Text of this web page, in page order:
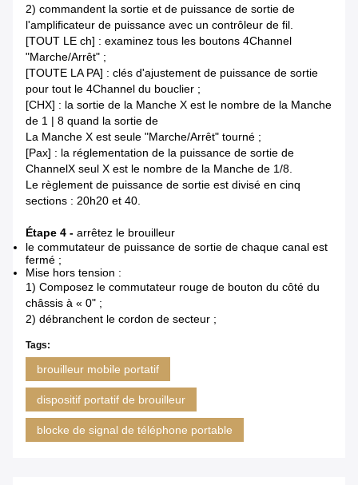
2) commandent la sortie et de puissance de sortie de
l'amplificateur de puissance avec un contrôleur de fil.
[TOUT LE ch] : examinez tous les boutons 4Channel
"Marche/Arrêt" ;
[TOUTE LA PA] : clés d'ajustement de puissance de sortie
pour tout le 4Channel du bouclier ;
[CHX] : la sortie de la Manche X est le nombre de la Manche
de 1 | 8 quand la sortie de
La Manche X est seule "Marche/Arrêt" tourné ;
[Pax] : la réglementation de la puissance de sortie de
ChannelX seul X est le nombre de la Manche de 1/8.
Le règlement de puissance de sortie est divisé en cinq
sections : 20h20 et 40.
Étape 4 - arrêtez le brouilleur
le commutateur de puissance de sortie de chaque canal est
fermé ;
Mise hors tension :
1) Composez le commutateur rouge de bouton du côté du
châssis à « 0" ;
2) débranchent le cordon de secteur ;
Tags:
brouilleur mobile portatif
dispositif portatif de brouilleur
blocke de signal de téléphone portable